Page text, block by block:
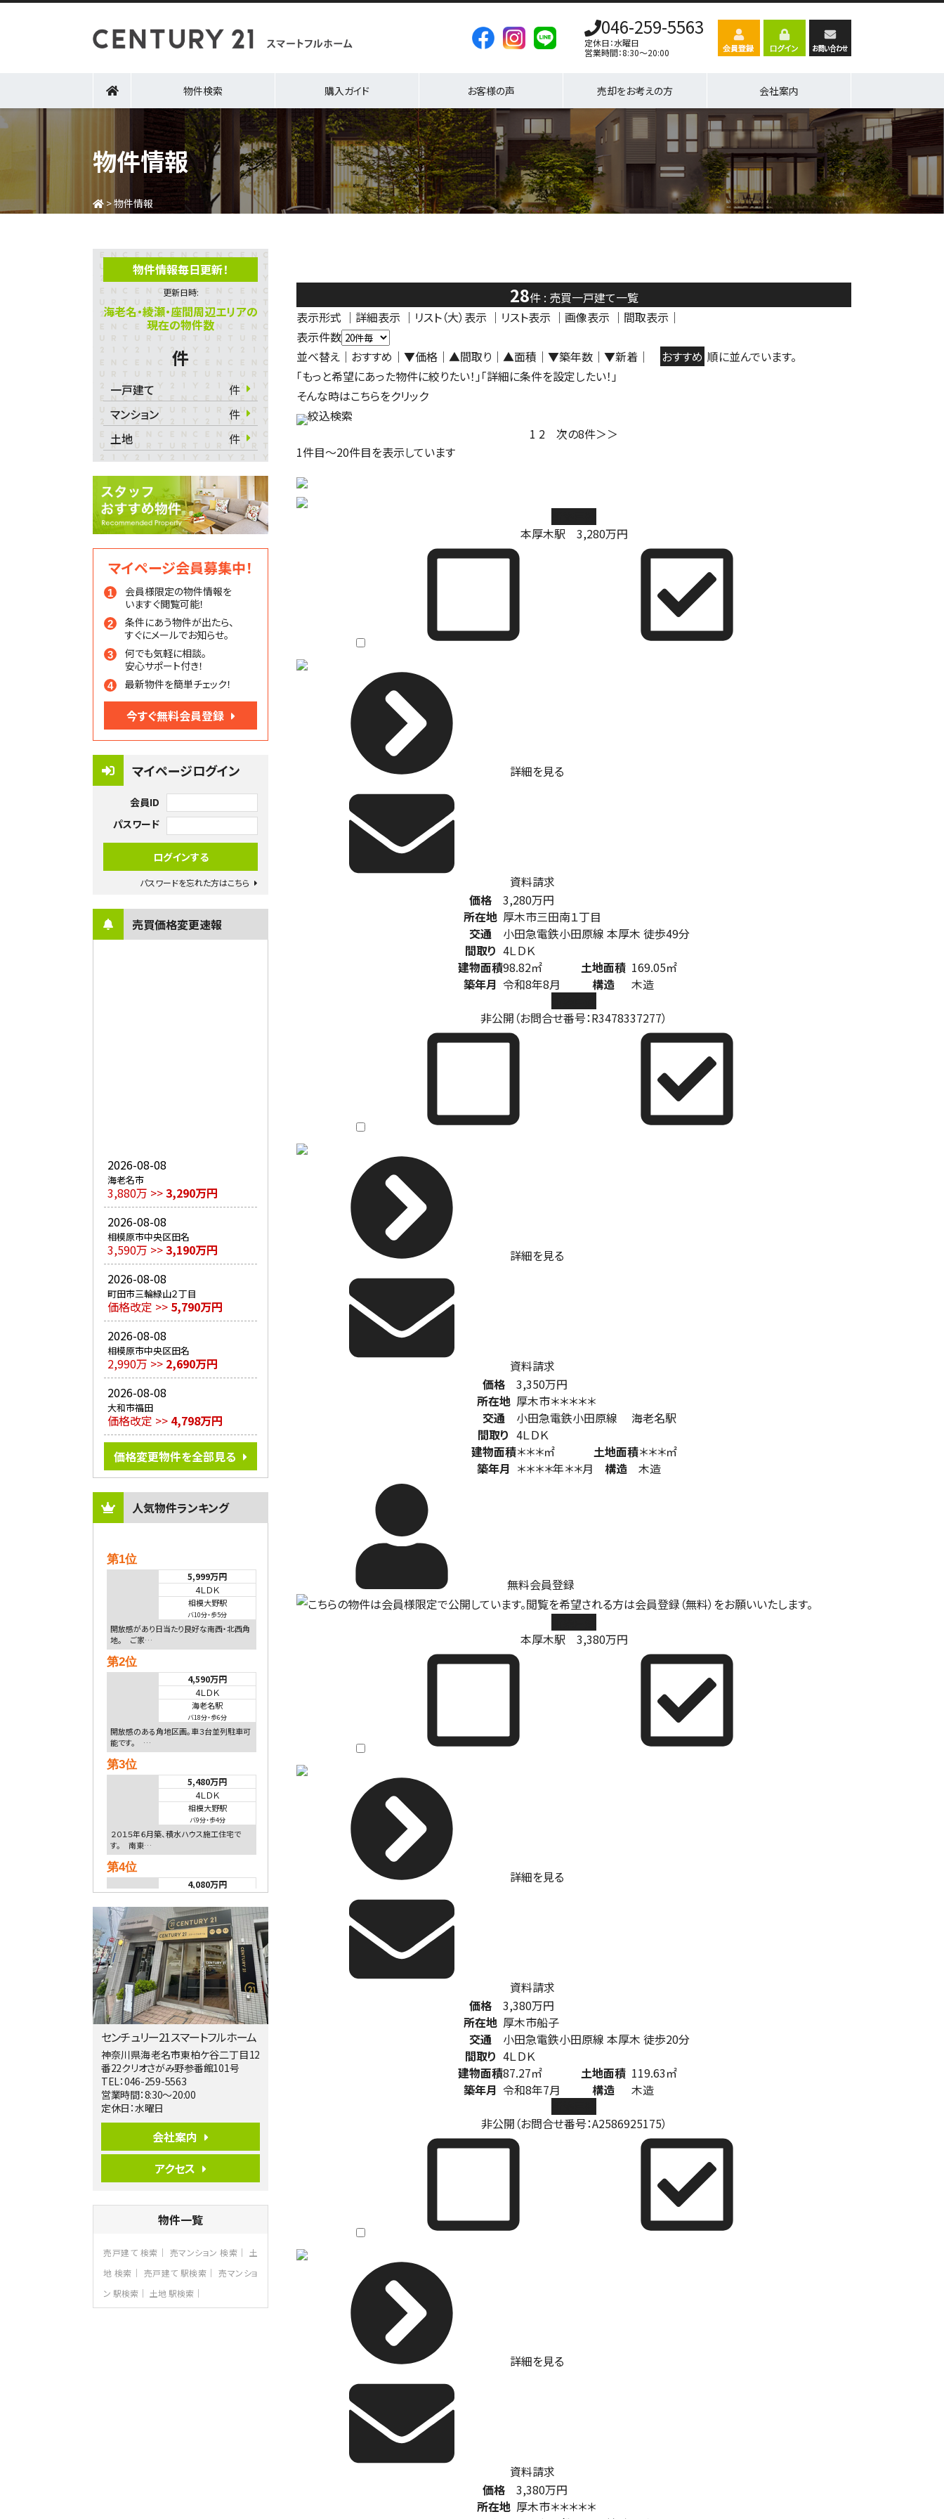
046-259-5563
定休日：水曜日
営業時間：8:30～20:00
物件検索 購入ガイド お客様の声 売却をお考えの方 会社案内
物件情報
>物件情報
物件情報毎日更新！
更新日時:
海老名・綾瀬・座間周辺エリアの
現在の物件数
件
一戸建て
件
マンション
件
土地
件
マイページ会員募集中！
会員様限定の物件情報を
いますぐ閲覧可能！
条件にあう物件が出たら、
すぐにメールでお知らせ。
何でも気軽に相談。
安心サポート付き！
最新物件を簡単チェック！
今すぐ無料会員登録
マイページログイン
会員ID
パスワード
パスワードを忘れた方はこちら
売買価格変更速報
2026-08-08
海老名市
3,880万 >>3,290万円
2026-08-08
相模原市中央区田名
3,590万 >>3,190万円
2026-08-08
町田市三輪緑山２丁目
価格改定 >> 5,790万円
2026-08-08
相模原市中央区田名
2,990万 >> 2,690万円
2026-08-08
大和市福田
価格改定 >> 4,798万円
価格変更物件を全部見る
人気物件ランキング
第1位
5,999万円
4ＬＤＫ
相模大野駅
バ10分・歩5分
開放感があり日当たり良好な南西・北西角
地。 ご家…
第2位
4,590万円
4ＬＤＫ
海老名駅
バ18分・歩6分
開放感のある角地区画。車３台並列駐車可
能です。 …
第3位
5,480万円
4ＬＤＫ
相模大野駅
バ9分・歩4分
２０１５年６月築、積水ハウス施工住宅で
す。 南東…
第4位
4,080万円
淵野辺駅
歩17分
南側道路に面しており日当たり良好。 キ
ッチンから…
第5位
3,680万円
4ＬＤＫ
橋本駅
バ19分・歩8分
開放感があり日当たり良好な南西・北西角
地区画。 …
第6位
3,680万円
4ＳＬＤＫ
リビングダイニング部分の床暖房完備 車
並列2台駐…
4ＬＤＫ
さがみ野駅
る広さ…
第8位
3,990万円
4ＬＤＫ
センチュリー21スマートフルホーム
神奈川県海老名市東柏ケ谷二丁目12
番22クリオさがみ野参番館101号
TEL：046-259-5563
営業時間：8:30～20:00
定休日：水曜日
会社案内
アクセス
物件一覧
売戸建て 検索 売マンション 検索
土
地 検索
売戸建て 駅検索
売マンショ
ン 駅検索
土地 駅検索
28件 : 売買一戸建て一覧
表示形式 ｜ 詳細表示 ｜リスト（大）表示 ｜ リスト表示 ｜ 画像表示 ｜ 間取表示 ｜
表示件数
並べ替え ｜おすすめ ｜ ▼価格 ｜ ▲間取り ｜ ▲面積 ｜ ▼築年数 ｜ ▼新着 ｜ おすすめ 順に並んでいます。
「もっと希望にあった物件に絞りたい！」「詳細に条件を設定したい！」
そんな時はこちらをクリック
絞込検索
1 2
次の8件＞＞
1件目～20件目を表示しています
本厚木駅
3,280万円
詳細を見る
資料請求
価格
3,280万円
所在地 厚木市三田南１丁目
交通
小田急電鉄小田原線 本厚木 徒歩49分
間取り 4ＬＤＫ
建物面積98.82㎡ 土地面積 169.05㎡
築年月 令和8年8月 構造
木造
非公開（お問合せ番号：R3478337277）
詳細を見る
資料請求
価格
3,350万円
所在地 厚木市＊＊＊＊＊
交通
小田急電鉄小田原線 海老名駅
間取り 4ＬＤＫ
建物面積＊＊＊㎡ 土地面積＊＊＊㎡
築年月 ＊＊＊＊年＊＊月 構造 木造
無料会員登録
本厚木駅
3,380万円
詳細を見る
資料請求
価格
3,380万円
所在地 厚木市船子
交通
小田急電鉄小田原線 本厚木 徒歩20分
間取り 4ＬＤＫ
建物面積87.27㎡ 土地面積 119.63㎡
築年月 令和8年7月 構造
木造
非公開（お問合せ番号：A2586925175）
詳細を見る
資料請求
価格
3,380万円
所在地 厚木市＊＊＊＊＊